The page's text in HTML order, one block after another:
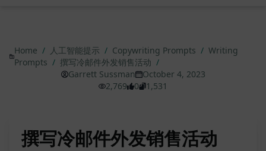
Home / 人工智能提示 / Copywriting Prompts / Writing
Prompts / 撰写冷邮件外发销售活动 /
Garrett Sussman
October 4, 2023
2,769
0 1,531
撰写冷邮件外发销售活动